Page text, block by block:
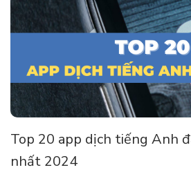
Top 20 app dịch tiếng Anh
nhất 2024